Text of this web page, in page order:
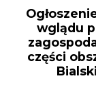
wglądu
części